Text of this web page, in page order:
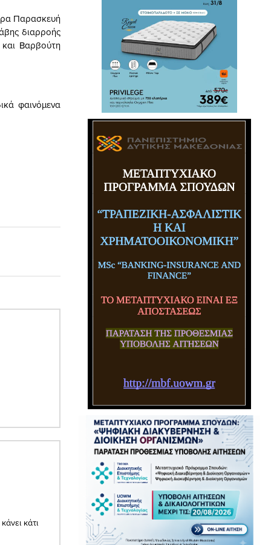
Παρασκευή
διαρροής
Βαρβούτη
φαινόμενα
κάτι